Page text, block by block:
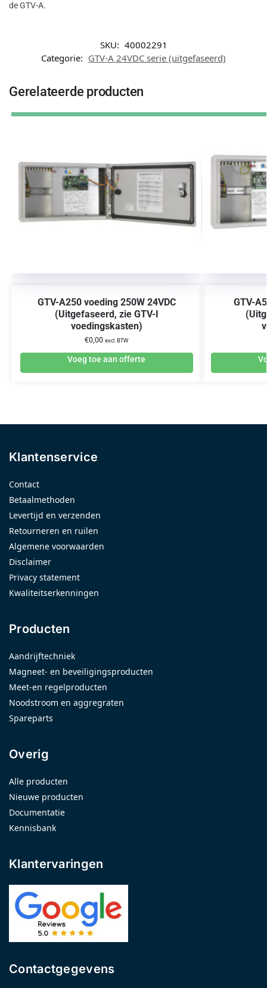
de GTV-A.
SKU: 40002291
Categorie: GTV-A 24VDC serie (uitgefaseerd)
Gerelateerde producten
GTV-A250 voeding 250W 24VDC
(Uitgefaseerd, zie GTV-I
voedingskasten)
€0,00 excl. BTW
Voeg toe aan offerte
GTV-
Klantenservice
Contact
Betaalmethoden
Levertijd en verzenden
Retourneren en ruilen
Algemene voorwaarden
Disclaimer
Privacy statement
Kwaliteitserkenningen
Producten
Aandrijftechniek
Magneet- en beveiligingsproducten
Meet-en regelproducten
Noodstroom en aggregraten
Spareparts
Overig
Alle producten
Nieuwe producten
Documentatie
Kennisbank
Klantervaringen
Contactgegevens